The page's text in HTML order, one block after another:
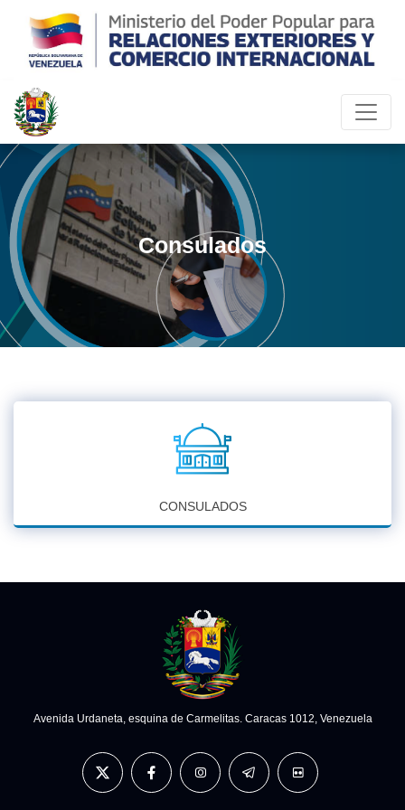
Consulados
CONSULADOS
Avenida Urdaneta, esquina de Carmelitas. Caracas 1012, Venezuela